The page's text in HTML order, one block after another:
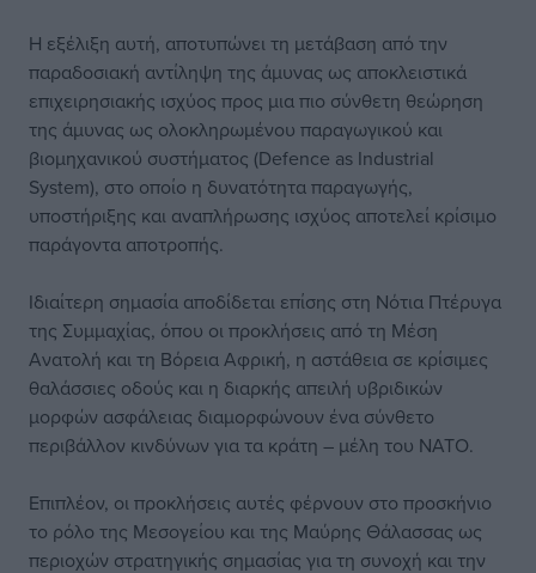
Η εξέλιξη αυτή, αποτυπώνει τη μετάβαση από την
παραδοσιακή αντίληψη της άμυνας ως αποκλειστικά
επιχειρησιακής ισχύος προς μια πιο σύνθετη θεώρηση
της άμυνας ως ολοκληρωμένου παραγωγικού και
βιομηχανικού συστήματος (Defence as Industrial
System), στο οποίο η δυνατότητα παραγωγής,
υποστήριξης και αναπλήρωσης ισχύος αποτελεί κρίσιμο
παράγοντα αποτροπής.
Ιδιαίτερη σημασία αποδίδεται επίσης στη Νότια Πτέρυγα
της Συμμαχίας, όπου οι προκλήσεις από τη Μέση
Ανατολή και τη Βόρεια Αφρική, η αστάθεια σε κρίσιμες
θαλάσσιες οδούς και η διαρκής απειλή υβριδικών
μορφών ασφάλειας διαμορφώνουν ένα σύνθετο
περιβάλλον κινδύνων για τα κράτη – μέλη του ΝΑΤΟ.
Επιπλέον, οι προκλήσεις αυτές φέρνουν στο προσκήνιο
το ρόλο της Μεσογείου και της Μαύρης Θάλασσας ως
περιοχών στρατηγικής σημασίας για τη συνοχή και την